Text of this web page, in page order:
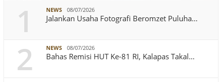
1 NEWS 08/07/2026
Jalankan Usaha Fotografi Beromzet Puluha…
2 NEWS 08/07/2026
Bahas Remisi HUT Ke-81 RI, Kalapas Takal…